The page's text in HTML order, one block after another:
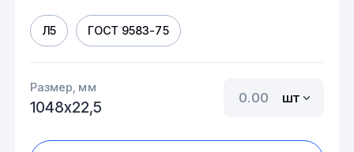
Л5 ГОСТ 9583-75
Размер, мм
1048х22,5
шт